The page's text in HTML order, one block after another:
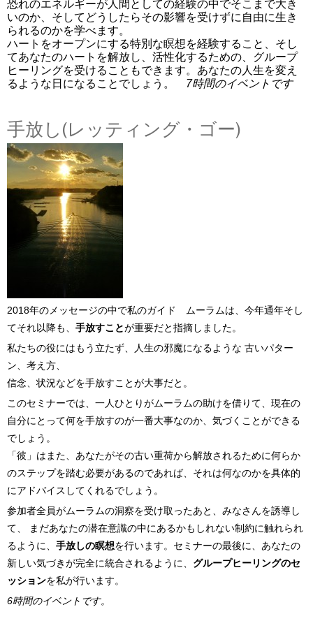
恐れのエネルギーが人間としての経験の中でそこまで大き
いのか、そしてどうしたらその影響を受けずに自由に生き
られるのかを学べます。
ハートをオープンにする特別な瞑想を経験すること、そし
てあなたのハートを解放し、活性化するための、グループ
ヒーリングを受けることもできます。 あなたの人生を変え
るような日になることでしょう。 7時間のイベントです
手放し(レッティング・ゴー)
2018年のメッセージの中で私のガイド ムーラムは、今年通年そし
てそれ以降も、 手放すことが重要だと指摘しました。
私たちの役にはもう立たず、人生の邪魔になるような 古いパター
ン、考え方、
信念、状況などを手放すことが大事だと。
このセミナーでは、一人ひとりがムーラムの助けを借りて、現在の
自分にとって何を手放すのが一番大事なのか、気づくことができる
でしょう。
「彼」はまた、あなたがその古い重荷から解放されるために何らか
のステップを踏む必要があるのであれば、それは何なのかを具体的
にアドバイスしてくれるでしょう。
参加者全員がムーラムの洞察を受け取ったあと、みなさんを誘導し
て、 まだあなたの潜在意識の中にあるかもしれない制約に触れられ
るように、 手放しの瞑想を行います。セミナーの最後に、あなたの
新しい気づきが完全に統合されるように、 グループヒーリングのセ
ッションを私が行います。
6時間のイベントです。